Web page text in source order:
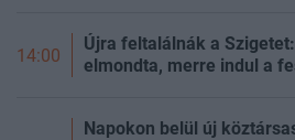
14:00
Újra feltalálnák a
elmondta, merre indul a
Napokon belül új